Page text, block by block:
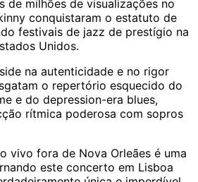
de milhões de visualizações no
conquistaram o estatuto de
festivais de jazz de prestígio na
Unidos.
na autenticidade e no rigor
o repertório esquecido do
e do depression-era blues,
rítmica poderosa com sopros
vivo fora de Nova Orleães é uma
este concerto em Lisboa